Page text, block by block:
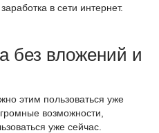
в сети интернет.
без вложений и
этим пользоваться уже
возможности,
уже сейчас.